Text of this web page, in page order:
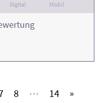
Digital Mobil
(aktiv)
8 (aktiv)
⋯ 14(aktiv)
»